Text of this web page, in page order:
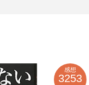
感想
3253